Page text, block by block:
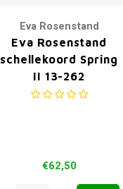
Eva Rosenstand
Eva Rosenstand
schellekoord Spring
II 13-262
€62,50